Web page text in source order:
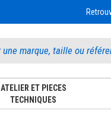
ATELIER ET PIECES
TECHNIQUES